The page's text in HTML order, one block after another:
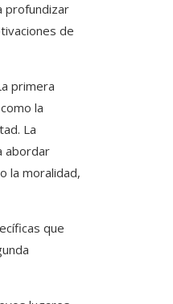
profundizar
de
primera
la
La
abordar
la moralidad,
que